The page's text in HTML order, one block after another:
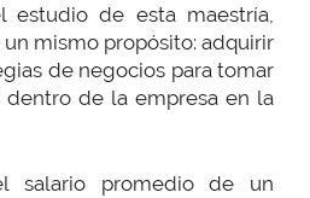
estudio de esta maestría,
mismo propósito: adquirir
de negocios para tomar
dentro de la empresa en la
salario promedio de un